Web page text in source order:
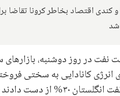
کندی اقتصاد بخاطر کرونا تقاضا
شد
در روز دوشنبه،
کانادایی به سختی